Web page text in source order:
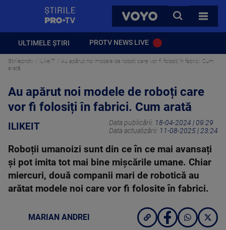
VOYO
CAUTA
TOATE
ULTIMELE ȘTIRI PROTV NEWS LIVE
Stirileprotv iLikeIT
Au apărut noi modele de roboți care vor fi folosiți în fabrici. Cum
arată
Au apărut noi modele de roboți care
vor fi folosiți în fabrici. Cum arată
ILIKEIT Data publicării: 18-04-2024 | 09:29
Data actualizării: 11-08-2025 | 23:24
Roboții umanoizi sunt din ce în ce mai avansați
și pot imita tot mai bine mișcările umane. Chiar
miercuri, două companii mari de robotică au
arătat modele noi care vor fi folosite în fabrici.
MARIAN ANDREI